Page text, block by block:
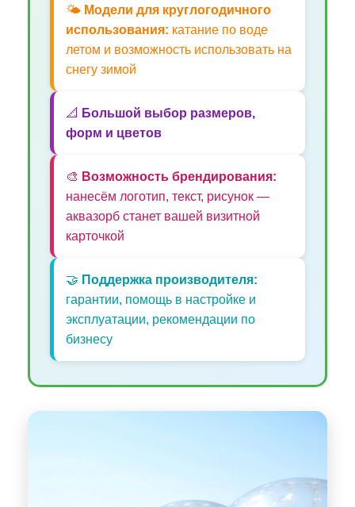
🌤️ Модели для круглогодичного
использования: катание по воде
летом и возможность использовать на
снегу зимой
📐 Большой выбор размеров,
форм и цветов
🎨 Возможность брендирования:
нанесём логотип, текст, рисунок —
аквазорб станет вашей визитной
карточкой
🤝 Поддержка производителя:
гарантии, помощь в настройке и
эксплуатации, рекомендации по
бизнесу